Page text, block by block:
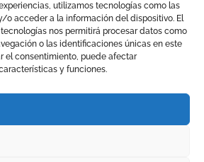
utilizamos tecnologías como las
o acceder a la información del dispositivo. El
nos permitirá procesar datos como
o las identificaciones únicas en este
el consentimiento, puede afectar
y funciones.
los derechos reservados